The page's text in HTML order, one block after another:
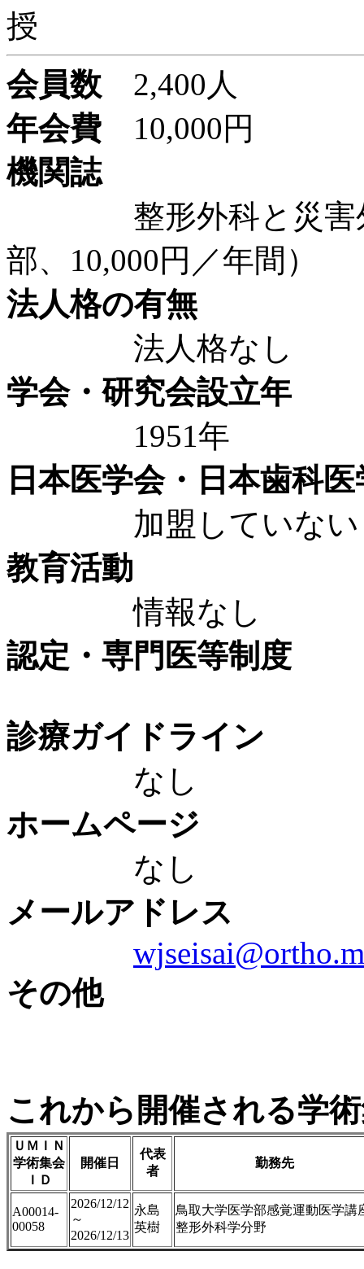
授
会員数 2,400人
年会費 10,000円
機関誌
整形外科と災害外
部、10,000円／年間）
法人格の有無
法人格なし
学会・研究会設立年
1951年
日本医学会・日本歯科
加盟していない
教育活動
情報なし
認定・専門医等制度
診療ガイドライン
なし
ホームページ
なし
メールアドレス
その他
これから開催される学
ＵＭＩＮ
学術集会
ＩＤ
開催日
代表
者
勤務先
A00014-
00058
2026/12/12
～
2026/12/13
永島
英樹
鳥取大学医学部感覚運動医学講
整形外科学分野